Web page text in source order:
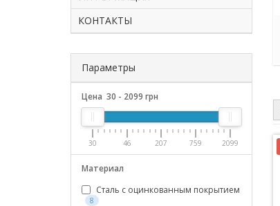
КОНТАКТЫ
Параметры
Цена 30 - 2099 грн
30 46 207 759 2099
Материал
Сталь с оцинкованным покрытием
8